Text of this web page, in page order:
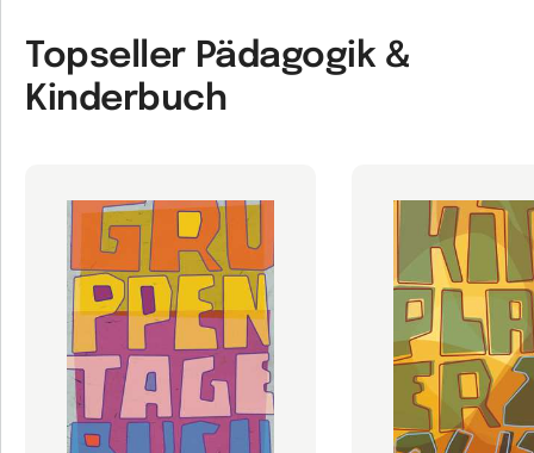
Topseller Pädagogik &
Kinderbuch